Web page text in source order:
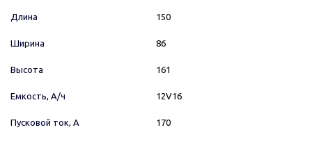
Длина 150
Ширина 86
Высота 161
Емкость, А/ч 12V16
Пусковой ток, А 170